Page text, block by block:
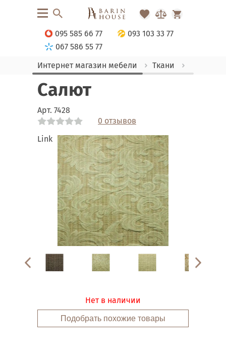
095 585 66 77
093 103 33 77
067 586 55 77
Интернет магазин мебели
Ткани
Салют
Арт. 7428
0 отзывов
Link
Link
Link
Link
Link
Link
Нет в наличии
Подобрать похожие товары